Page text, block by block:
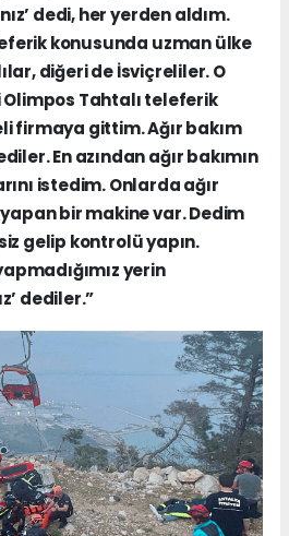
dedi, her yerden aldım.
konusunda uzman ülke
diğeri de İsviçreliler. O
Tahtalı teleferik
firmaya gittim. Ağır bakım
En azından ağır bakımın
istedim. Onlarda ağır
bir makine var. Dedim
gelip kontrolü yapın.
yerin
dediler.”